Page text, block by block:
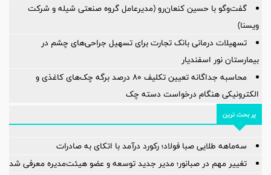
گفت‌وگو با حسین كنعان‌رو (مدیرعامل گروه صنعتی شیله و شركت
ویسنا)
تسهیلات درمانی بانک تجارت برای تسهیل جراحی‌های چشم در
بیمارستان نور اسفندیار
محاسبه جداگانه تعیین تکلیف 80 درصد برگه چک‌های کاغذی و
الکترونیکی هنگام درخواست دسته چک
پر بحث ترین
سه‌ماهه طلایی صبا فولاد؛ رکورد درآمد با اتکای به صادرات
تغییر مهم در صبانور؛ مدیر جدید توسعه و عضو هیئت‌مدیره معرفی شد